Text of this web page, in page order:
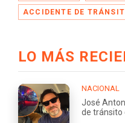
ACCIDENTE DE
LO MÁS
NACIONAL
José
de tránsito